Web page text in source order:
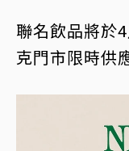
聯名飲品將於
克門市限時供